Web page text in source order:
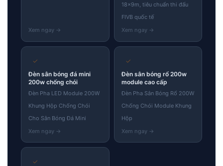
18×9m, tiêu chuẩn thi đấu
FIVB quốc tế
✓
Đèn sân bóng đá mini
200w chống chói
Đèn Pha LED Module 200W
Khung Hộp Chống Chói
Cho Sân Bóng Đá Mini
✓
Đèn sân bóng rổ 200w
module cao cấp
Đèn Pha Sân Bóng Rổ 200W
Chống Chói Module Khung
Hộp
✓